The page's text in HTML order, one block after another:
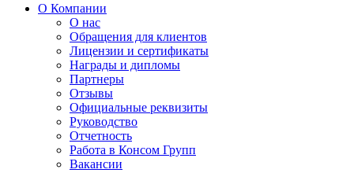
О Компании
О нас
Обращения для клиентов
Лицензии и сертификаты
Награды и дипломы
Партнеры
Отзывы
Официальные реквизиты
Руководство
Отчетность
Работа в Консом Групп
Вакансии